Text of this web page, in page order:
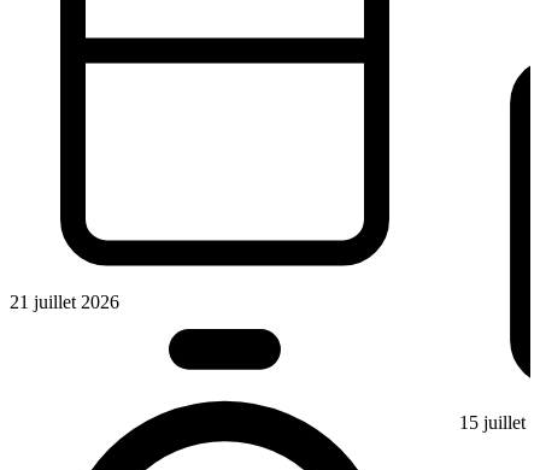
21 juillet 2026
15 juillet